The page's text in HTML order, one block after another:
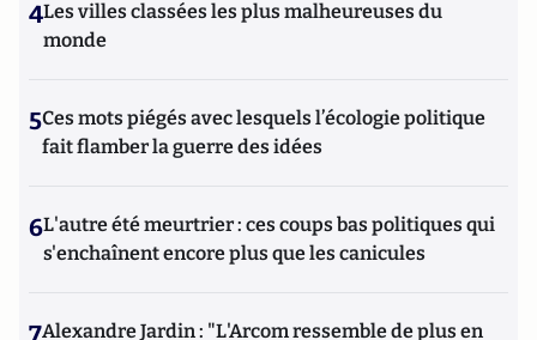
4Les villes classées les plus malheureuses du
monde
5Ces mots piégés avec lesquels l’écologie politique
fait flamber la guerre des idées
6L'autre été meurtrier : ces coups bas politiques qui
s'enchaînent encore plus que les canicules
7Alexandre Jardin : "L'Arcom ressemble de plus en